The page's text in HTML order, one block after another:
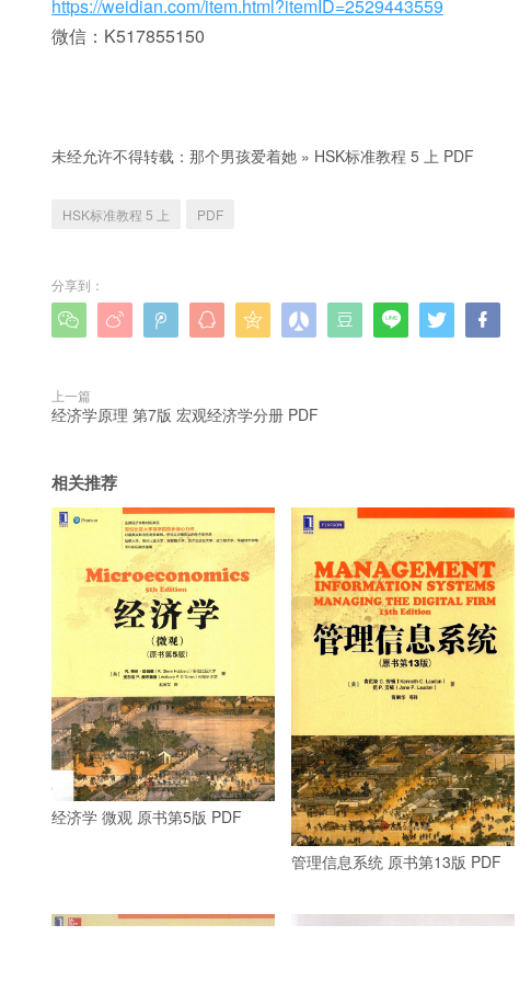
https://weidian.com/item.html?itemID=2529443559
微信：K517855150
未经允许不得转载： 那个男孩爱着她 » HSK标准教程 5 上 PDF
HSK标准教程 5 上 PDF
分享到：
         
上一篇
经济学原理 第7版 宏观经济学分册 PDF
相关推荐
经济学 微观 原书第5版 PDF
管理信息系统 原书第13版 PDF